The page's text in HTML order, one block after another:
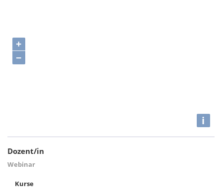
+
−
i
Dozent/in
Webinar
Kurse